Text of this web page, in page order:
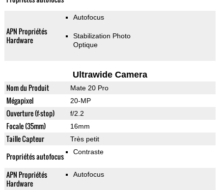
APN Propriétés
Hardware
Autofocus
Stabilization Photo
Optique
Ultrawide Camera
Nom du Produit Mate 20 Pro
Mégapixel 20-MP
Ouverture (f-stop) f/2.2
Focale (35mm) 16mm
Taille Capteur Très petit
Propriétés autofocus Contraste
APN Propriétés
Hardware
Autofocus